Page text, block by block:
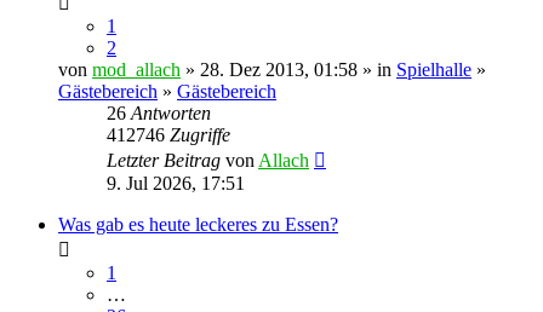
1
2
von mod_allach » 28. Dez 2013, 01:58 » in Spielhalle »
Gästebereich » Gästebereich
26 Antworten
412746 Zugriffe
Letzter Beitrag von Allach
9. Jul 2026, 17:51
Was gab es heute leckeres zu Essen?
1
…